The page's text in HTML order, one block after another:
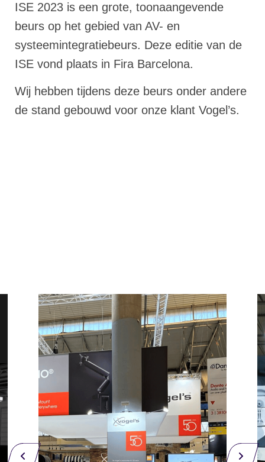
ISE 2023 is een grote, toonaangevende
beurs op het gebied van AV- en
systeemintegratiebeurs. Deze editie van de
ISE vond plaats in Fira Barcelona.
Wij hebben tijdens deze beurs onder andere
de stand gebouwd voor onze klant Vogel’s.